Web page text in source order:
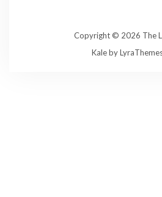
Copyright © 2026 The
Kaleby